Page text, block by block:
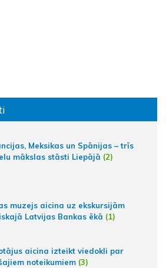
Meksikas un Spānijas – trīs
mākslas stāsti Liepājā (2)
muzejs aicina uz ekskursijām
Latvijas Bankas ēkā (1)
aicina izteikt viedokli par
noteikumiem (3)